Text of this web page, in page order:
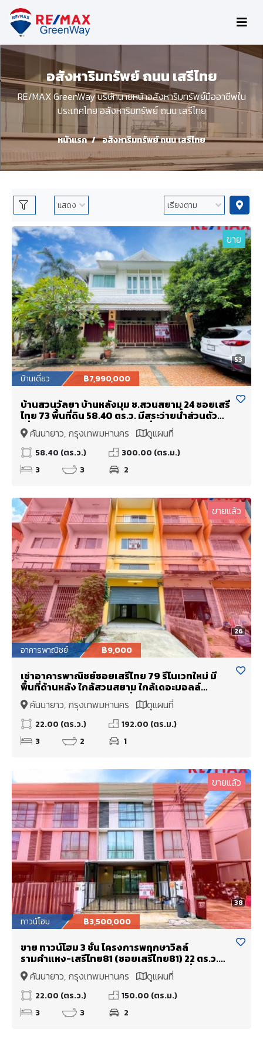
อสังหาริมทรัพย์ ถนน เสรีไทย
RE/MAX GreenWay บริษัทนายหน้าอสังหาริมทรัพย์มืออาชีพใน
ประเทศไทย อสังหาริมทรัพย์ ถนน เสรีไทย
หน้าแรก อสังหาริมทรัพย์ ถนน เสรีไทย
53
ขาย
บ้านเดี่ยว ฿7,990,000
บ้านสวนวัลยา บ้านหลังมุม ซ.สวนสยาม 24 ซอยเสรี
ไทย 73 พื้นที่ดิน 58.40 ตร.ว. มีสระว่ายน้ำส่วนตัว
เชื่อมต่อถนนวงแหวนรอบนอกฝั่งตะวันออก -
กาญจนาภิเษก - ถนนรัชดา-รามอินทรา
คันนายาว, กรุงเทพมหานคร ดูแผนที่
58.40 (ตร.ว.)
300.00 (ตร.ม.)
3
3 2
26
ขายแล้ว
อาคารพาณิชย์ ฿9,000
เช่าอาคารพาณิชย์ซอยเสรีไทย 79 รีโนเวทใหม่ มี
พื้นที่ด้านหลัง ใกล้สวนสยาม ใกล้เดอะมอลล์
บางกะปิ ใกล้ตลาดมีนบุรี เชื่อมต่อถนนรามคำแหง
และรามอินทรา
คันนายาว, กรุงเทพมหานคร ดูแผนที่
22.00 (ตร.ว.)
192.00 (ตร.ม.)
3
2 1
38
ขายแล้ว
ทาวน์โฮม ฿3,500,000
ขาย ทาวน์โฮม 3 ชั้น โครงการพฤกษาวิลล์
รามคำแหง-เสรีไทย81 (ซอยเสรีไทย81) 22 ตร.ว.
ใกล้สวนสยามและถนนวงแหวนรอบนอกฝั่งตะวัน
ออกคันนายาว, กรุงเทพมหานคร ดูแผนที่
22.00 (ตร.ว.)
150.00 (ตร.ม.)
3
3 2